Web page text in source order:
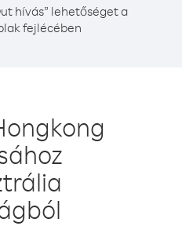
hívás” lehetőséget a
fejlécében